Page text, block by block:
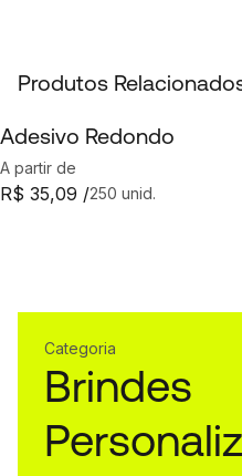
Produtos
Adesivo Redondo
A partir de
250 unid.
R$ 35,09 /
Categoria
Brindes